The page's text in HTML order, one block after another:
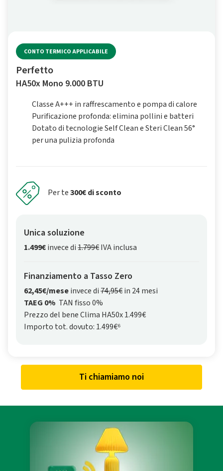
CONTO TERMICO APPLICABILE
Perfetto
HA50x Mono 9.000 BTU
Classe A+++ in raffrescamento e pompa di calore
Purificazione profonda: elimina pollini e batteri
Dotato di tecnologie Self Clean e Steri Clean 56°
per una pulizia profonda
Per te300€ di sconto
Unica soluzione
1.499€invece di1.799€IVA inclusa
Finanziamento a Tasso Zero
62,45€/meseinvece di74,95€in 24 mesi
TAEG 0% TAN fisso 0%
Prezzo del bene Clima HA50x 1.499€
Importo tot. dovuto: 1.499€⁶
Ti chiamiamo noi